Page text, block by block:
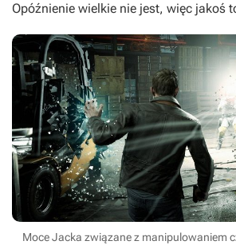
Opóźnienie wielkie nie jest, więc jakoś
Moce Jacka związane z manipulowaniem